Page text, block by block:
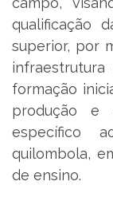
qualificação
superior, por
formação
produção e
específico
quilombola,
de ensino.